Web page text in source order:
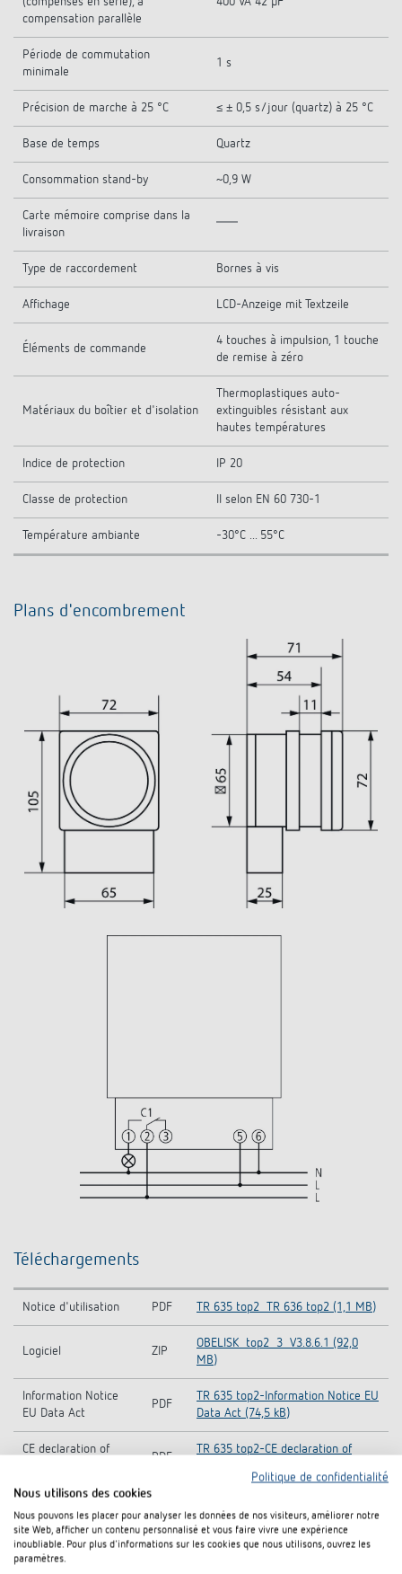
compensation parallèle
Période de commutation
minimale
1 s
Précision de marche à 25 °C ≤ ± 0,5 s/jour (quartz) à 25 °C
Base de temps Quartz
Consommation stand-by ~0,9 W
Carte mémoire comprise dans la
livraison
Type de raccordement Bornes à vis
Affichage LCD-Anzeige mit Textzeile
Éléments de commande
4 touches à impulsion, 1 touche
de remise à zéro
Matériaux du boîtier et d'isolation
Thermoplastiques auto-
extinguibles résistant aux
hautes températures
Indice de protection IP 20
Classe de protection II selon EN 60 730-1
Température ambiante -30°C ... 55°C
Plans d'encombrement
Téléchargements
Notice d'utilisation PDF TR 635 top2_TR 636 top2 (1,1 MB)
Logiciel ZIP
OBELISK_top2_3_V3.8.6.1 (92,0
MB)
Information Notice
EU Data Act
PDF
TR 635 top2-Information Notice EU
Data Act (74,5 kB)
CE declaration of
PDF
TR 635 top2-CE declaration of
Politique de confidentialité
Nous utilisons des cookies
Nous pouvons les placer pour analyser les données de nos visiteurs, améliorer notre
site Web, afficher un contenu personnalisé et vous faire vivre une expérience
inoubliable. Pour plus d'informations sur les cookies que nous utilisons, ouvrez les
paramètres.